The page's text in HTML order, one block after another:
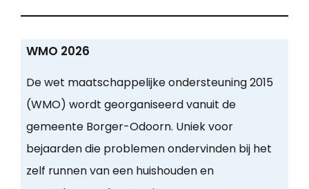
WMO 2026
De wet maatschappelijke ondersteuning 2015
(WMO) wordt georganiseerd vanuit de
gemeente Borger-Odoorn. Uniek voor
bejaarden die problemen ondervinden bij het
zelf runnen van een huishouden en